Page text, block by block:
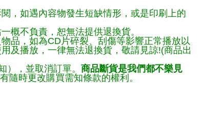
，如遇內容物發生短缺情形，或是印刷上的
概不負責，恕無法提供退換貨。
品，如為CD片碎裂、刮傷等影響正常播放以
及播放，一律無法退換貨，敬請見諒!(商品出
，並取消訂單。 商品斷貨是我們都不樂見
隨時更改購買需知條款的權利。